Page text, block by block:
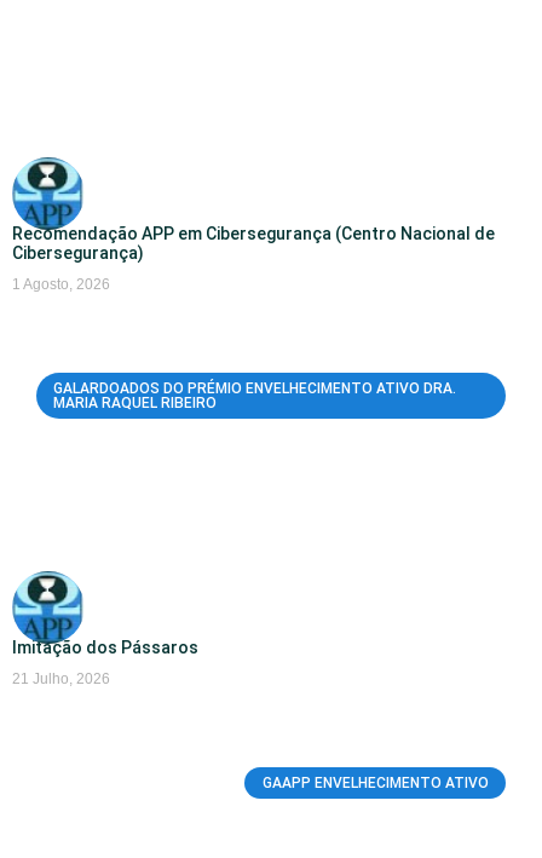
Recomendação APP em Cibersegurança (Centro Nacional de
Cibersegurança)
1 Agosto, 2026
GALARDOADOS DO PRÉMIO ENVELHECIMENTO ATIVO DRA.
MARIA RAQUEL RIBEIRO
Imitação dos Pássaros
21 Julho, 2026
GAAPP ENVELHECIMENTO ATIVO